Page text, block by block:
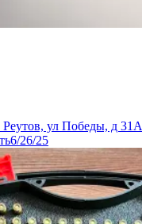
Реутов, ул Победы, д 31А
6/26/25